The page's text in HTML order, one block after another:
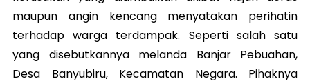
maupun angin kencang menyatakan perihatin
terhadap warga terdampak. Seperti salah satu
yang disebutkannya melanda Banjar Pebuahan,
Desa Banyubiru, Kecamatan Negara. Pihaknya